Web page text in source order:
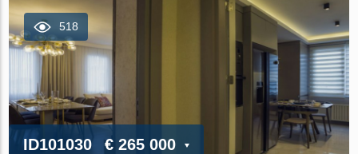
518
ID101030 € 265 000